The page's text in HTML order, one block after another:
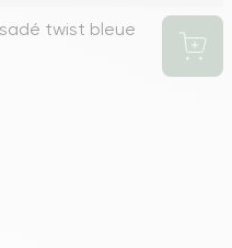
twist bleue